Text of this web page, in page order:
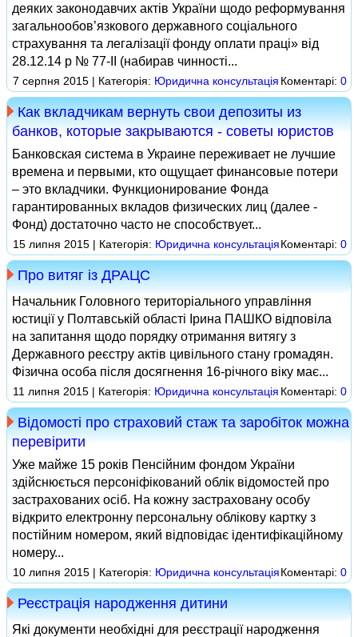
деяких законодавчих актів України щодо реформування
загальнообов’язкового державного соціального
страхування та легалізації фонду оплати праці» від
28.12.14 р № 77‑ІІ (набирав чинності...
7 серпня 2015 | Категорія: Юридична консультація Коментарі: 0
Как вкладчикам вернуть свои депозиты из
банков, которые закрываются - советы юристов
Банковская система в Украине переживает не лучшие
времена и первыми, кто ощущает финансовые потери
– это вкладчики. Функционирование Фонда
гарантированных вкладов физических лиц (далее -
Фонд) достаточно часто не способствует...
15 липня 2015 | Категорія: Юридична консультаціяКоментарі: 0
Про витяг із ДРАЦС
Начальник Головного територіального управління
юстиції у Полтавській області Ірина ПАШКО відповіла
на запитання щодо порядку отримання витягу з
Державного реєстру актів цивільного стану громадян.
Фізична особа після досягнення 16‑річного віку має...
11 липня 2015 | Категорія: Юридична консультація Коментарі: 0
Відомості про страховий стаж та заробіток можна
перевірити
Уже майже 15 років Пенсійним фондом України
здійснюється персоніфікований облік відомостей про
застрахованих осіб. На кожну застраховану особу
відкрито електронну персональну облікову картку з
постійним номером, який відповідає ідентифікаційному
номеру...
10 липня 2015 | Категорія: Юридична консультаціяКоментарі: 0
Реєстрація народження дитини
Які документи необхідні для реєстрації народження